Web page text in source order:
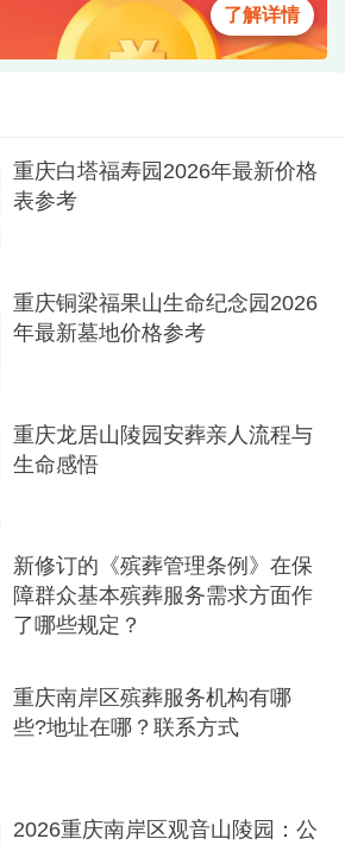
墓面前形成了壮观平湖、缓流
平湖聚财来，长江浩荡绕金鳌。
洲麒麟正伏牛。”这是重庆市公
参观金鳌山陵园公墓后给出的
金鳌山陵园作为极乐世界，当
天堂。
了解详情
重庆白塔福寿园2026年最新价格
表参考
重庆铜梁福果山生命纪念园2026
年最新墓地价格参考
重庆龙居山陵园安葬亲人流程与
生命感悟
新修订的《殡葬管理条例》在保
障群众基本殡葬服务需求方面作
了哪些规定？
重庆南岸区殡葬服务机构有哪
些?地址在哪？联系方式
2026重庆南岸区观音山陵园：公